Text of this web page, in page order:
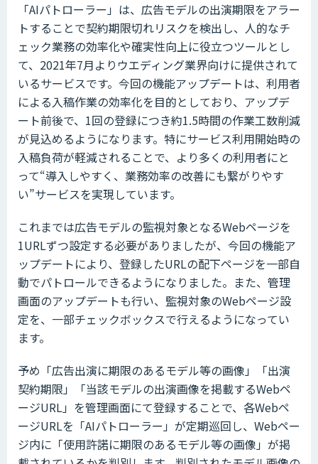
「AIパトローラー」は、広告モデルの出演期限をアラー
トすることで契約期限切れリスクを検出し、人的なチ
ェック業務の効率化や確実性向上に役立つツールとし
て、2021年7月よりウエディング業界向けに提供されて
いるサービスです。今回の機能アップデートは、利用者
による入稿作業の効率化を目的としており、アップデ
ート前後で、1回の登録につき約1.5時間の作業工数削減
が見込めるようになります。特にサービス利用開始時の
入稿負荷が軽減されることで、より多くの利用者にと
って“導入しやすく、業務効率の改善にも繋がりやす
い”サービスを実現しています。
これまでは広告モデルの監視対象となるWebページを
1URLずつ設定する必要がありましたが、今回の機能ア
ップデートにより、登録したURLの配下ページを一部自
動でパトロールできるようになりました。また、管理
画面のアップデートも行い、監視対象のWebページ設
定を、一部チェックボックスで行えるようになってい
ます。
予め「広告出演に期限のあるモデル等の画像」「出演
契約期限」「当該モデルの出演画像を掲載するWebペ
ージURL」を管理画面にて登録することで、各Webペ
ージURLを「AIパトローラー」が定期巡回し、Webペー
ジ内に「使用許諾に期限のあるモデル等の画像」が掲